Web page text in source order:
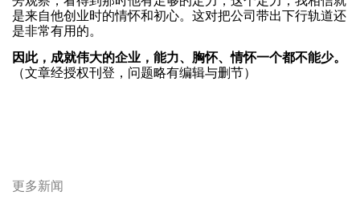
是来自他创业时的情怀和初心。这对把公司带出下行轨道还
是非常有用的。
因此，成就伟大的企业，能力、胸怀、情怀一个都不能少。
（文章经授权刊登，问题略有编辑与删节）
更多新闻